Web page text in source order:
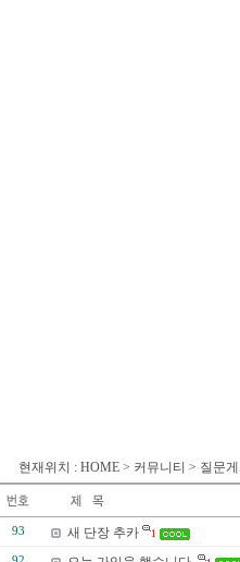
현재위치 : HOME > 커뮤니티 > 질문
93 새 단장 추카 1